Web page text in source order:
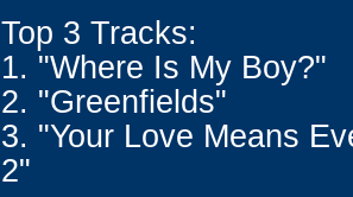
Top 3 Tracks:
1. "Where Is My Boy?"
2. "Greenfields"
3. "Your Love Means
2"